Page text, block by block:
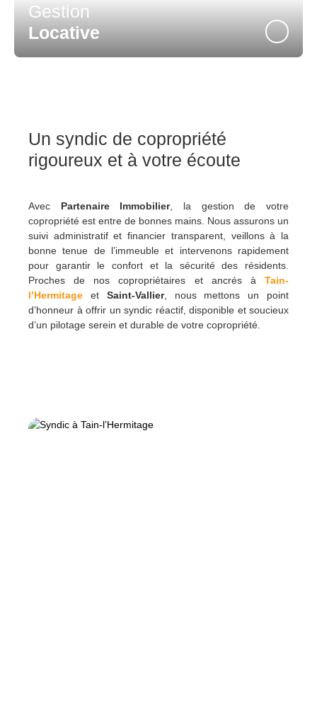
Gestion
Locative
Un syndic de copropriété
rigoureux et à votre écoute
Avec Partenaire Immobilier, la gestion de votre
copropriété est entre de bonnes mains. Nous assurons un
suivi administratif et financier transparent, veillons à la
bonne tenue de l’immeuble et intervenons rapidement
pour garantir le confort et la sécurité des résidents.
Proches de nos copropriétaires et ancrés à Tain-
l’Hermitage et Saint-Vallier, nous mettons un point
d’honneur à offrir un syndic réactif, disponible et soucieux
d’un pilotage serein et durable de votre copropriété.